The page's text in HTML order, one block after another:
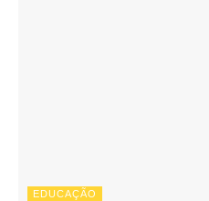
EDUCAÇÃO